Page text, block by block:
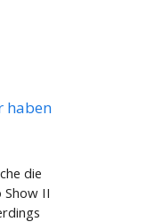
haben
die
Show II